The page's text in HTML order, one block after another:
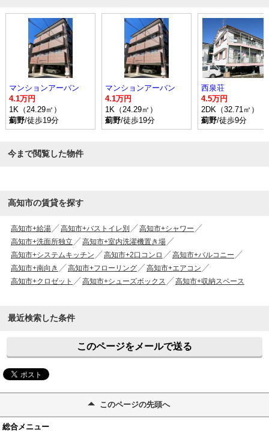
マンションアーバン
4.1万円
1K（24.29㎡）
薊野/徒歩19分
マンションアーバン
4.1万円
1K（24.29㎡）
薊野/徒歩19分
西泉荘
4.5万円
2DK（32.71㎡）
薊野/徒歩9分
今まで閲覧した物件
高知市の賃貸を探す
高知市+給湯 高知市+バストイレ別
高知市+シャワー
高知市+洗面所独立
高知市+室内洗濯機置き場
高知市+システムキッチン
高知市+2口コンロ
高知市+バルコニー
高知市+南向き
高知市+フローリング
高知市+エアコン
高知市+クロゼット
高知市+シューズボックス 高知市+収納スペース
最近検索した条件
このページをメールで送る
このページの先頭へ
総合メニュー